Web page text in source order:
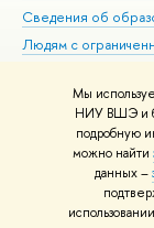
Мы
НИУ ВШЭ и
подробную
можно найти
данных –
Сведения об
Людям с
Работа в Вышке
© НИУ ВШЭ